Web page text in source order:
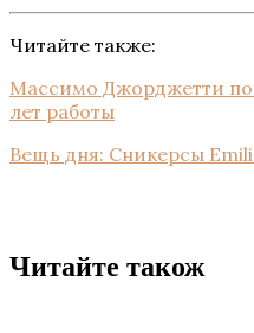
Читайте также:
Массимо Джорджетти
лет работы
Вещь дня: Сникерсы
Читайте також